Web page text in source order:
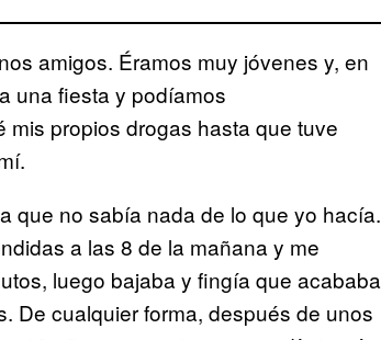
amigos. Éramos muy jóvenes y, en
una fiesta y podíamos
propios drogas hasta que tuve
que no sabía nada de lo que yo hacía.
a las 8 de la mañana y me
luego bajaba y fingía que acababa
De cualquier forma, después de unos